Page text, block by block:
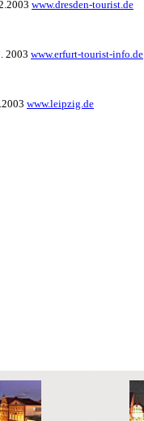
www.dresden-tourist.de
2003 www.erfurt-tourist-info.de
www.leipzig.de